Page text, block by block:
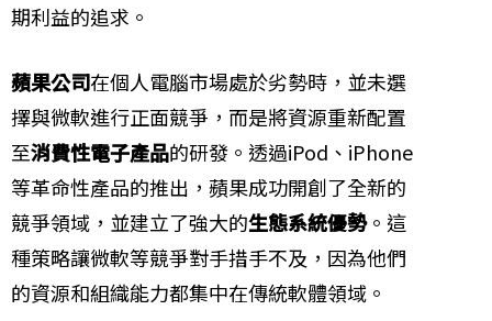
期利益的追求。
蘋果公司在個人電腦市場處於劣勢時，並未選
擇與微軟進行正面競爭，而是將資源重新配置
至消費性電子產品的研發。透過iPod、iPhone
等革命性產品的推出，蘋果成功開創了全新的
競爭領域，並建立了強大的生態系統優勢。這
種策略讓微軟等競爭對手措手不及，因為他們
的資源和組織能力都集中在傳統軟體領域。